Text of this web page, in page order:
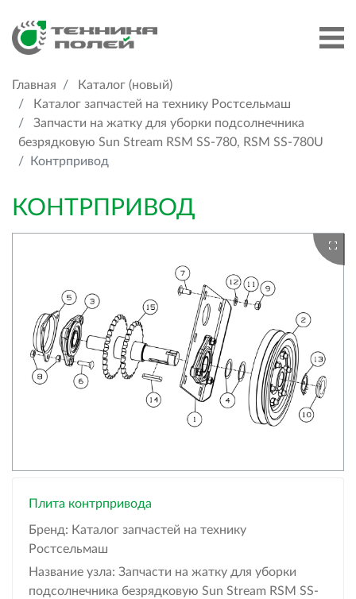
Главная
Каталог (новый)
Каталог запчастей на технику Ростсельмаш
Запчасти на жатку для уборки подсолнечника
безрядковую Sun Stream RSM SS-780, RSM SS-780U
Контрпривод
КОНТРПРИВОД
Плита контрпривода
Бренд: Каталог запчастей на технику
Ростсельмаш
Название узла: Запчасти на жатку для уборки
подсолнечника безрядковую Sun Stream RSM SS-